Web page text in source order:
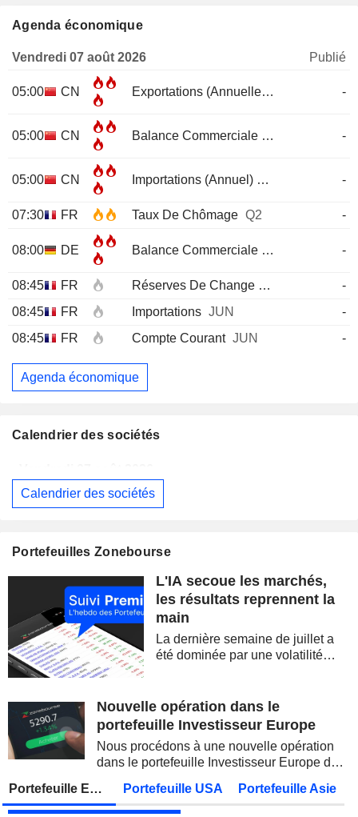
Agenda économique
Vendredi 07 août 2026 Publié
05:00 CN Exportations (Annuelle) -
05:00 CN Balance CommercialeJUL -
05:00 CN Importations (Annuel)JUL -
07:30 FR Taux De Chômage Q2 -
08:00 DE Balance CommercialeJUN -
08:45 FR Réserves De ChangeJUL
-
08:45
FR Importations JUN
-
08:45
FR Compte Courant JUN -
Agenda économique
Calendrier des sociétés
EUTELSAT COMMUNICATIONS
STATE BANK OF INDIA
OVERSEA-CHINESE BANKING CORPORATION LIMITED Publication des résultats - Q2 2026
MUNICH RE
JAPAN POST BANK CO., LTD. Publication des résultats - Q1 2027
ADNOC GAS PLC
KDDI CORPORATION Publication des résultats - Q1 2027
FUJIKURA LTD. Publication des résultats - Q1 2027
Calendrier des sociétés
Portefeuilles Zonebourse
L'IA secoue les marchés,
les résultats reprennent la
main
La dernière semaine de juillet a
été dominée par une volatilité
semi-conducteurs. Les
inquiétudes sur la soutenabilité
Nouvelle opération dans le
portefeuille Investisseur Europe
Nous procédons à une nouvelle opération
dans le portefeuille Investisseur Europe de
Portefeuille Europe Portefeuille USA Portefeuille Asie